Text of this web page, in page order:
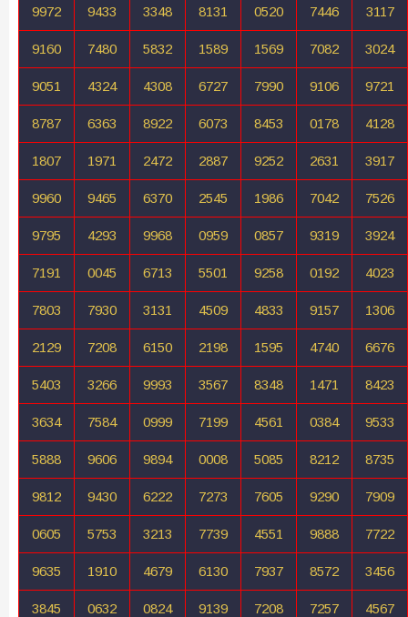
9972 9433 3348 8131 0520 7446 3117
9160 7480 5832 1589 1569 7082 3024
9051 4324 4308 6727 7990 9106 9721
8787 6363 8922 6073 8453 0178 4128
1807 1971 2472 2887 9252 2631 3917
9960 9465 6370 2545 1986 7042 7526
9795 4293 9968 0959 0857 9319 3924
7191 0045 6713 5501 9258 0192 4023
7803 7930 3131 4509 4833 9157 1306
2129 7208 6150 2198 1595 4740 6676
5403 3266 9993 3567 8348 1471 8423
3634 7584 0999 7199 4561 0384 9533
5888 9606 9894 0008 5085 8212 8735
9812 9430 6222 7273 7605 9290 7909
0605 5753 3213 7739 4551 9888 7722
9635 1910 4679 6130 7937 8572 3456
3845 0632 0824 9139 7208 7257 4567